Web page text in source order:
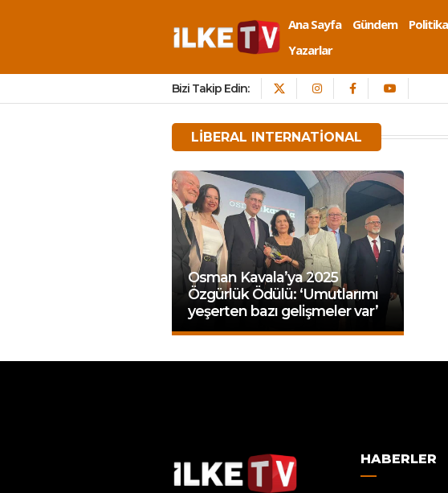
Ana Sayfa Gündem Politika
Yazarlar
Bizi Takip Edin:
LIBERAL INTERNATIONAL
Osman Kavala’ya 2025
Özgürlük Ödülü: ‘Umutlarımı
yeşerten bazı gelişmeler var’
HABERLER